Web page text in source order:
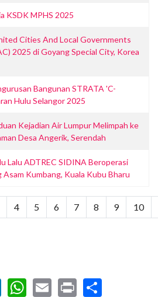
KSDK MPHS 2025
Cities And Local Governments
2025 di Goyang Special City, Korea
Bangunan STRATA 'C-
Hulu Selangor 2025
Kejadian Air Lumpur Melimpah ke
Desa Angerik, Serendah
Lalu ADTREC SIDINA Beroperasi
Kumbang, Kuala Kubu Bharu
4 5 6 7 8 9 10
LinkedIn
WhatsApp
Email
Print